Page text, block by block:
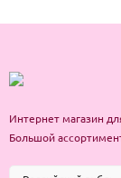
байкальский
маску на глаза,
Интернет магазин
Большой